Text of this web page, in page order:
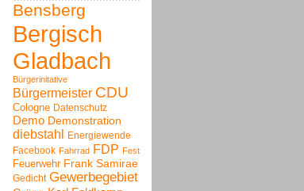
Bensberg
Bergisch
Gladbach
Bürgerinitative
Bürgermeister CDU
Cologne Datenschutz
Demo Demonstration
diebstahl Energiewende
Facebook Fahrrad FDP Fest
Feuerwehr Frank Samirae
Gedicht Gewerbegebiet